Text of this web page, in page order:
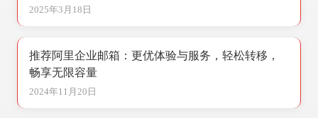
2025年3月18日
推荐阿里企业邮箱：更优体验与服务，轻松转移，
畅享无限容量
2024年11月20日